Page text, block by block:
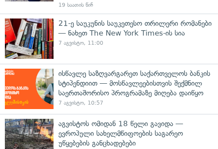
19 საათის წინ
21-ე საუკუნის საუკეთესო თრილერი რომანები
— ნახეთ The New York Times-ის სია
7 აგვისტო, 11:00
ისწავლე საზღვარგარეთ საქართველოს ბანკის
სტიპენდიით — მოსწავლეებისთვის შექმნილ
საერთაშორისო პროგრამაზე მიღება დაიწყო
7 აგვისტო, 10:57
აგვისტოს ომიდან 18 წელი გავიდა —
ევროპული სახელმწიფოების საგარეო
უწყებების განცხადებები